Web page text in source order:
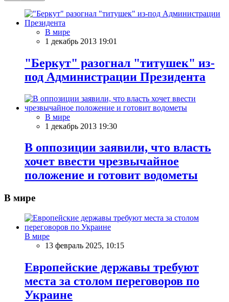
В мире
1 декабрь 2013 19:01
"Беркут" разогнал "титушек" из-
под Администрации Президента
В мире
1 декабрь 2013 19:30
В оппозиции заявили, что власть
хочет ввести чрезвычайное
положение и готовит водометы
В мире
В мире
13 февраль 2025, 10:15
Европейские державы требуют
места за столом переговоров по
Украине